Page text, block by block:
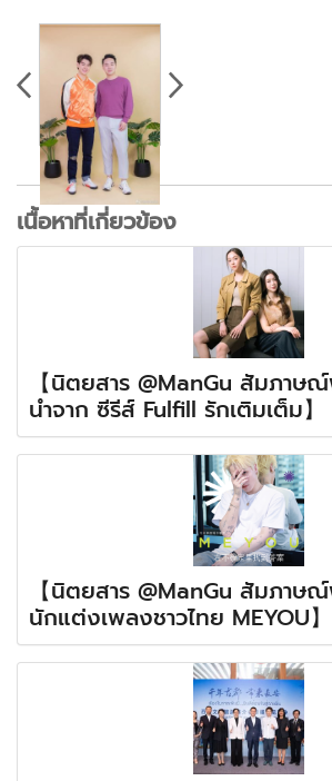
เนื้อหาที่เกี่ยวข้อง
【นิตยสาร @ManGu สัมภา
นำจาก ซีรีส์ Fulfill รักเติมเต็ม】
【นิตยสาร @ManGu สัมภาษ
นักแต่งเพลงชาวไทย MEYOU】